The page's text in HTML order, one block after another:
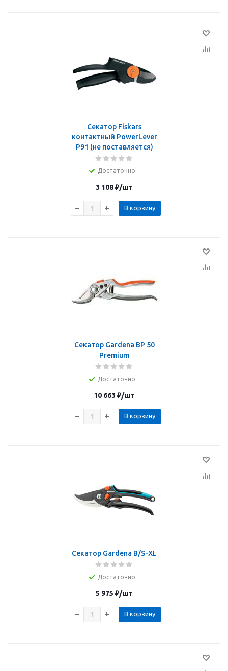
Секатор Fiskars
контактный PowerLever
P91 (не поставляется)
Достаточно
3 108₽/шт
В корзину
Секатор Gardena BP 50
Premium
Достаточно
10 663 ₽/шт
В корзину
Секатор Gardena B/S-XL
Достаточно
5 975 ₽/шт
В корзину